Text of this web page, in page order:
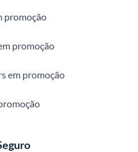
promoção
promoção
em promoção